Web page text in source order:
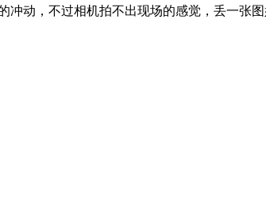
动，不过相机拍不出现场的感觉，丢一张图